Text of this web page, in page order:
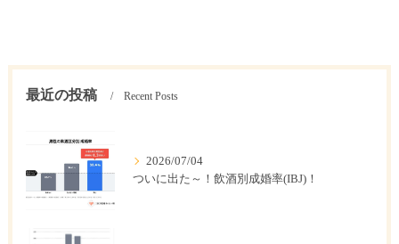
最近の投稿 Recent Posts
2026/07/04
ついに出た～！飲酒別成婚率(IBJ)！